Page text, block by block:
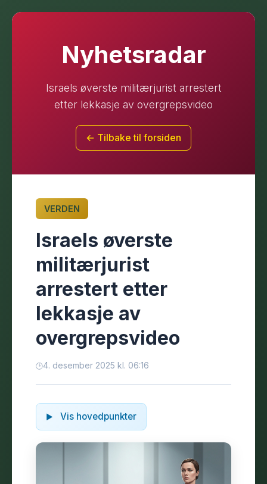
Nyhetsradar
Israels øverste militærjurist arrestert
etter lekkasje av overgrepsvideo
← Tilbake til forsiden
VERDEN
Israels øverste
militærjurist
arrestert etter
lekkasje av
overgrepsvideo
4. desember 2025 kl. 06:16
Vis hovedpunkter